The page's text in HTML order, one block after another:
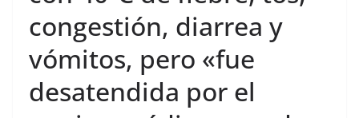
congestión, diarrea y
vómitos, pero «fue
desatendida por el